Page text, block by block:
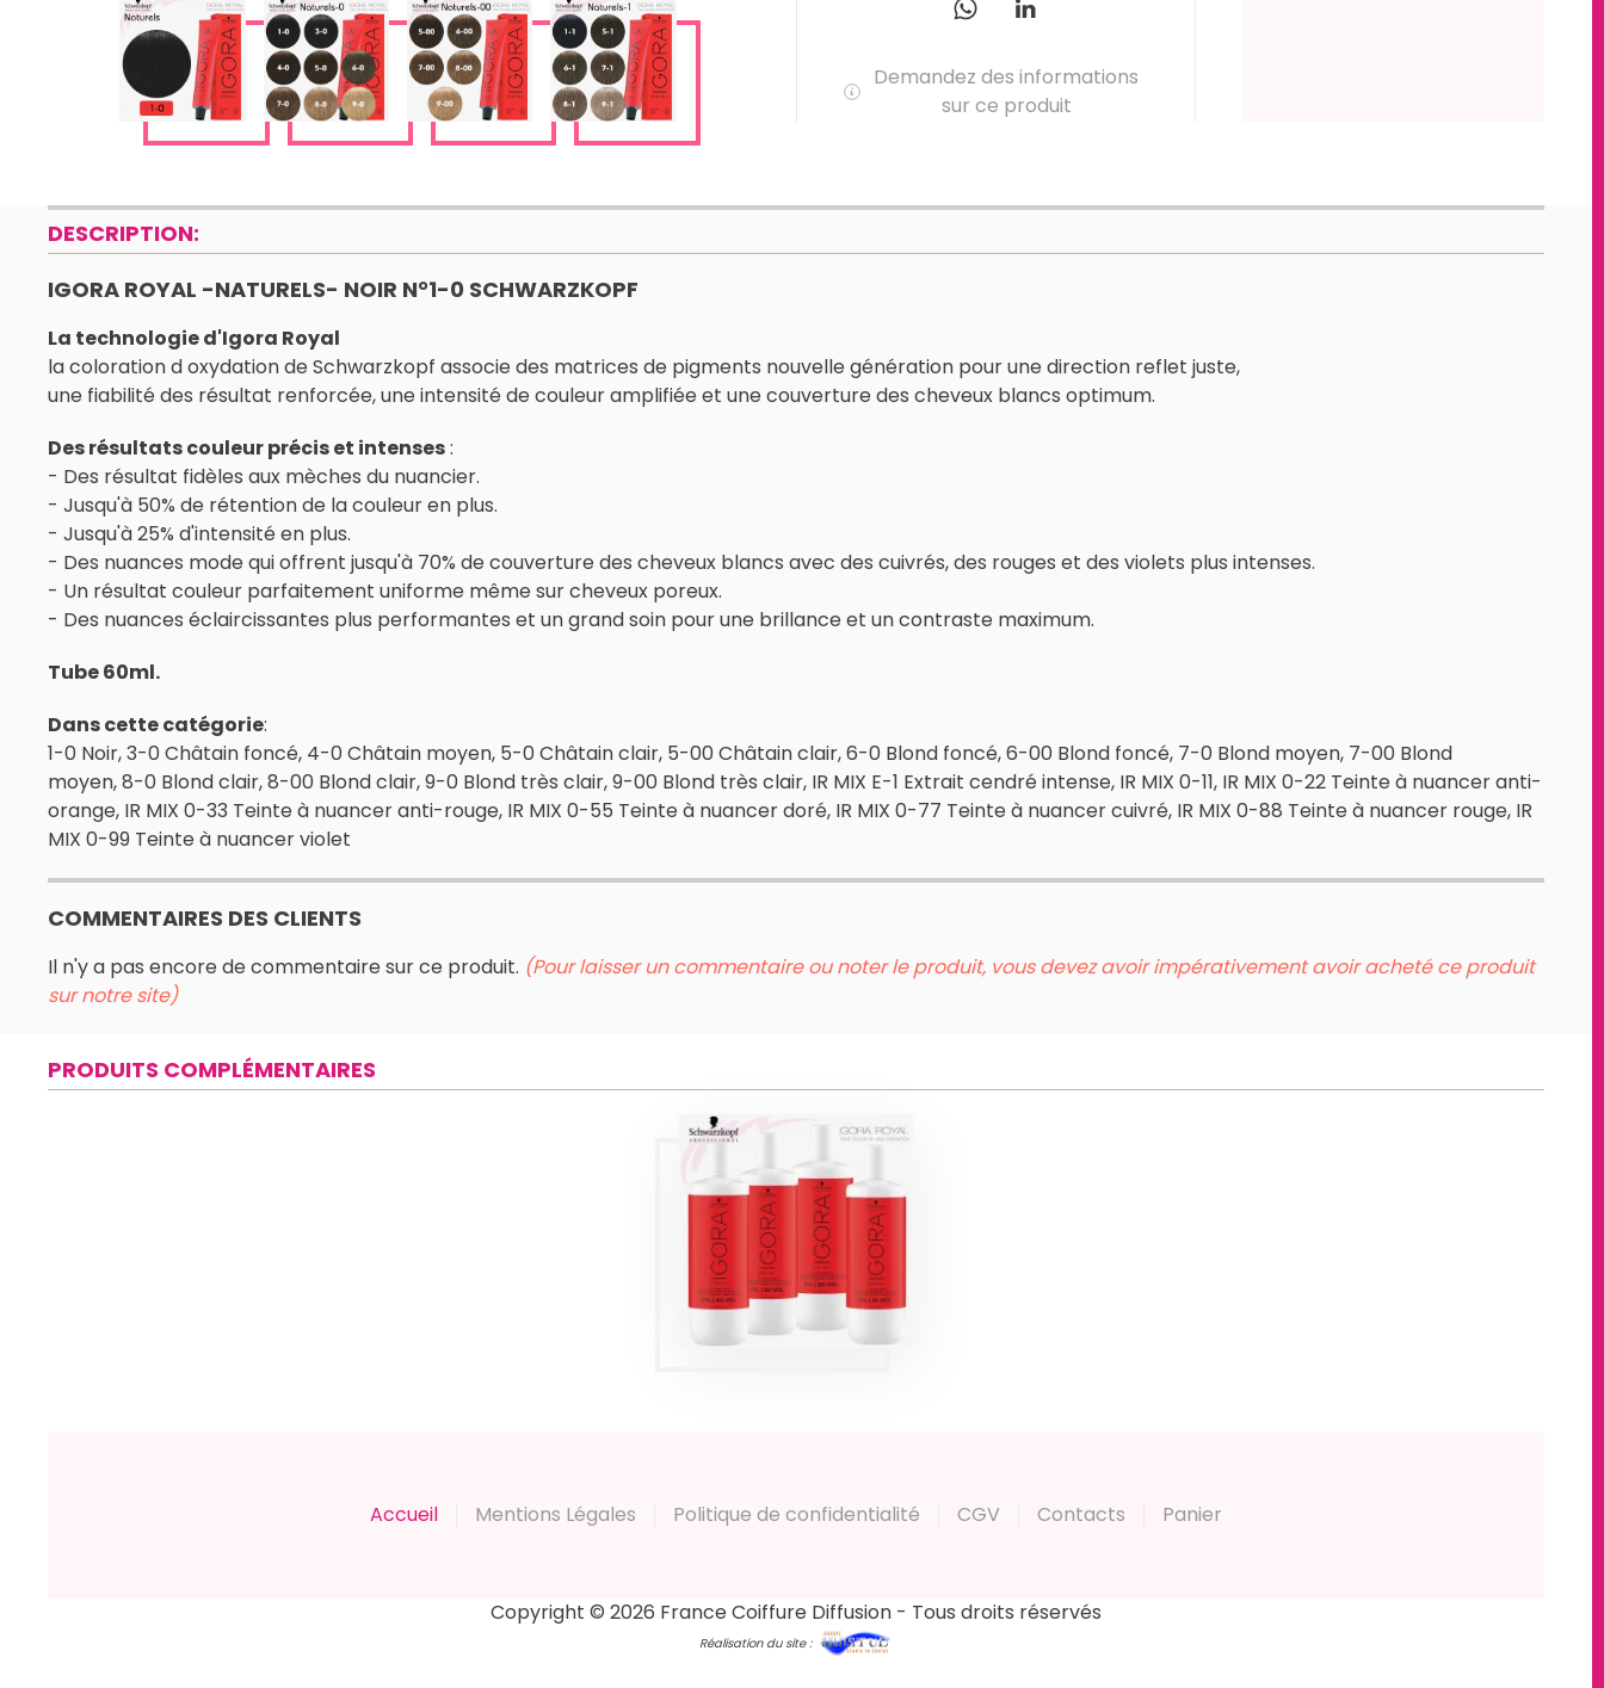
Demandez des informations
sur ce produit
DESCRIPTION:
IGORA ROYAL -NATURELS- NOIR N°1-0 SCHWARZKOPF
La technologie d'Igora Royal
la coloration d oxydation de Schwarzkopf associe des matrices de pigments nouvelle génération pour une direction reflet juste,
une fiabilité des résultat renforcée, une intensité de couleur amplifiée et une couverture des cheveux blancs optimum.
Des résultats couleur précis et intenses:
- Des résultat fidèles aux mèches du nuancier.
- Jusqu'à 50% de rétention de la couleur en plus.
- Jusqu'à 25% d'intensité en plus.
- Des nuances mode qui offrent jusqu'à 70% de couverture des cheveux blancs avec des cuivrés, des rouges et des violets plus intenses.
- Un résultat couleur parfaitement uniforme même sur cheveux poreux.
- Des nuances éclaircissantes plus performantes et un grand soin pour une brillance et un contraste maximum.
Tube 60ml.
Dans cette catégorie:
1-0 Noir, 3-0 Châtain foncé, 4-0 Châtain moyen, 5-0 Châtain clair, 5-00 Châtain clair, 6-0 Blond foncé, 6-00 Blond foncé, 7-0 Blond moyen, 7-00 Blond
moyen, 8-0 Blond clair, 8-00 Blond clair, 9-0 Blond très clair, 9-00 Blond très clair, IR MIX E-1 Extrait cendré intense, IR MIX 0-11, IR MIX 0-22 Teinte à nuancer anti-
orange, IR MIX 0-33 Teinte à nuancer anti-rouge, IR MIX 0-55 Teinte à nuancer doré, IR MIX 0-77 Teinte à nuancer cuivré, IR MIX 0-88 Teinte à nuancer rouge, IR
MIX 0-99 Teinte à nuancer violet
COMMENTAIRES DES CLIENTS
Il n'y a pas encore de commentaire sur ce produit. (Pour laisser un commentaire ou noter le produit, vous devez avoir impérativement avoir acheté ce produit
sur notre site)
PRODUITS COMPLÉMENTAIRES
IGORA ROYAL
RÉVELATEUR
Produits
Accueil Mentions Légales Politique de confidentialité CGV Contacts Panier
Copyright © 2026 France Coiffure Diffusion - Tous droits réservés
Réalisation du site :